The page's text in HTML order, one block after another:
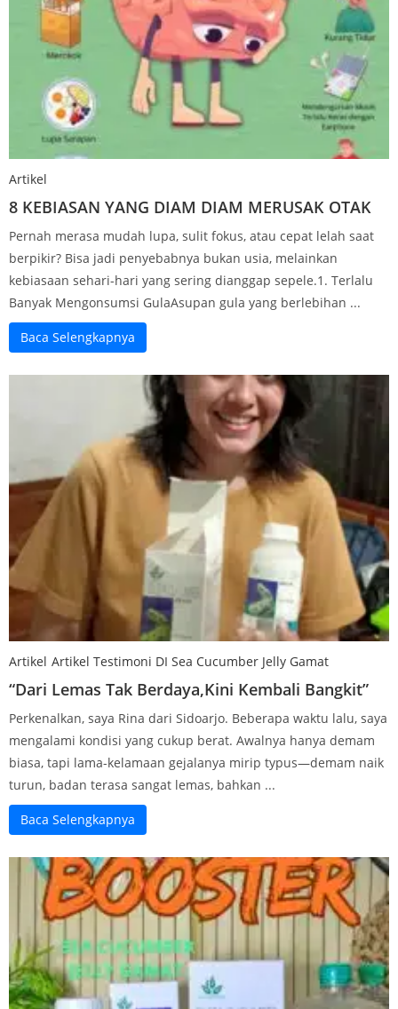
Artikel
8 KEBIASAN YANG DIAM DIAM MERUSAK OTAK
Pernah merasa mudah lupa, sulit fokus, atau cepat lelah saat
berpikir? Bisa jadi penyebabnya bukan usia, melainkan
kebiasaan sehari-hari yang sering dianggap sepele.1. Terlalu
Banyak Mengonsumsi GulaAsupan gula yang berlebihan ...
Baca Selengkapnya
Artikel Artikel Testimoni DI Sea Cucumber​ Jelly Gamat
“Dari Lemas Tak Berdaya,Kini Kembali Bangkit”
Perkenalkan, saya Rina dari Sidoarjo. Beberapa waktu lalu, saya
mengalami kondisi yang cukup berat. Awalnya hanya demam
biasa, tapi lama-kelamaan gejalanya mirip typus—demam naik
turun, badan terasa sangat lemas, bahkan ...
Baca Selengkapnya